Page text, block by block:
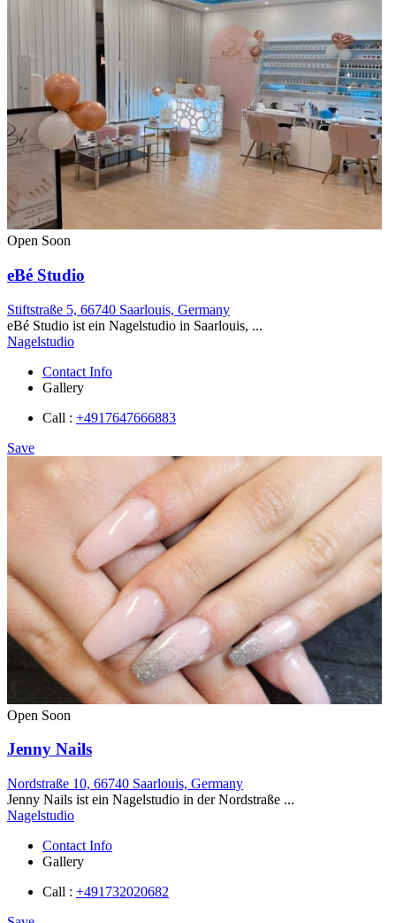
Open Soon
eBé Studio
Stiftstraße 5, 66740 Saarlouis, Germany
eBé Studio ist ein Nagelstudio in Saarlouis, ...
Nagelstudio
Contact Info
Gallery
Call : +4917647666883
Save
Open Soon
Jenny Nails
Nordstraße 10, 66740 Saarlouis, Germany
Jenny Nails ist ein Nagelstudio in der Nordstraße ...
Nagelstudio
Contact Info
Gallery
Call : +491732020682